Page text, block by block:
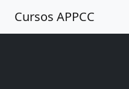
Cursos APPCC